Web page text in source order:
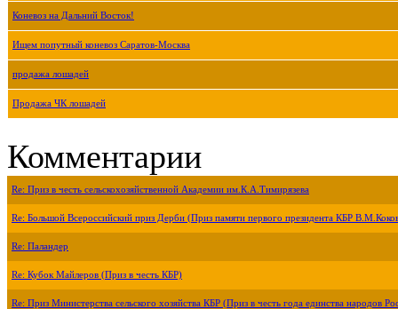
Коневоз на Дальний Восток!
Ищем попутный коневоз Саратов-Москва
продажа лошадей
Продажа ЧК лошадей
Комментарии
Re: Приз в честь сельскохозяйственной Академии им.К.А.Тимирязева
Re: Большой Всероссийский приз Дерби (Приз памяти первого президента КБР
Re: Паландер
Re: Кубок Майлеров (Приз в честь КБР)
Re: Приз Министерства сельского хозяйства КБР (Приз в честь года единства народов